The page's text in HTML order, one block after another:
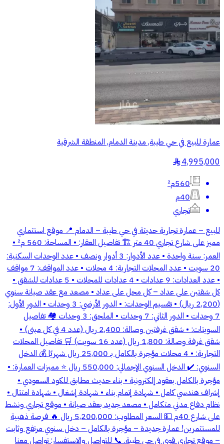
عمارة للبيع في حي طيبة, مدينة الدمام, المنطقة الشرقية
4,995,000
§
560م²
40م
تجاري
للبيع – عمارة تجارية حديثة في حي طيبة – الدمام 📍 موقع استثماري
مميز على شارع تجاري 40 متر 🏗️ تفاصيل العقار: • المساحة: 560 م² •
العمر: سنة واحدة • عدد الأدوار: 3 أدوار ونصف • عدد الوحدات السكنية:
20 سويت • عدد المحلات التجارية: 4 محلات • عدد المواقف: 7 مواقف
• عدد العدادات: 9 عدادات • 4 عدادات للمحلات • 5 عدادات للشقق •
كل شقتين على عداد – كل محل على عداد • مصعد مع عقد صيانة سنوي
(2,200 ريال) • تقسيم الوحدات: • الدور الأرضي: 3 وحدات • الدور الأول:
7 وحدات • الدور الثاني: 7 وحدات • الملحق: 3 وحدات 🏘️ تفاصيل
السويتات: • شقق غرفتين وصالة: 2,400 ريال (عدد 4 في كل مبنى) •
شقق غرفة وصالة: 1,800 ريال (عدد 16 سويت) 🛒 تفاصيل المحلات
التجارية: • 4 محلات مؤجرة بالكامل بـ 25,000 ريال شهريًا 💰 الدخل
السنوي: ✔️ الدخل السنوي الإجمالي: 550,000 ريال ⭐ مميزات العمارة: •
مؤجرة بالكامل بعقود إلكترونية • بناء حديث مطابق للكود السعودي •
إشراف هندسي كامل • شهادة إتمام بناء • شهادة إشغال • شهادة امتثال •
نظام دفاع مدني متكامل • مصعد جديد بعقد صيانة • موقع تجاري ونشط
على شارع 40م 💵 السعر المطلوب: 5,200,000 ريال 🔥 فرصة ذهبية
للمستثمرين! عمارة جديدة – مؤجرة بالكامل – دخل سنوي مرتفع وثابت
– موقع تجاري قوي في حي طيبة. 📞 للتواصل والاستفسار: تواصل معنا